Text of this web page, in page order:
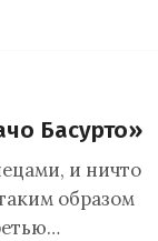
Басурто»
и ничто
образом